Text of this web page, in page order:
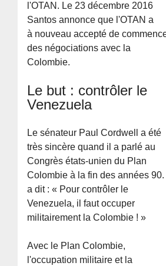
l'OTAN. Le 23 décembre 2016
Santos annonce que l'OTAN a
à nouveau accepté de
des négociations avec la
Colombie.
Le but : contrôler le
Venezuela
Le sénateur Paul Cordwell a été
très sincère quand il a parlé au
Congrès états-unien du Plan
Colombie à la fin des années 90. Il
a dit : « Pour contrôler le
Venezuela, il faut occuper
militairement la Colombie ! »
Avec le Plan Colombie,
l'occupation militaire et la